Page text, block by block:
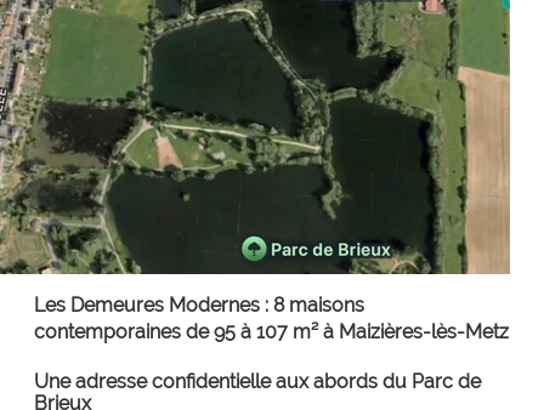
Les Demeures Modernes : 8 maisons
contemporaines de 95 à 107 m² à Maizières-lès-Metz
Une adresse confidentielle aux abords du Parc de
Brieux